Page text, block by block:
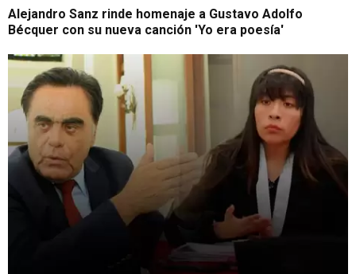
Alejandro Sanz rinde homenaje a Gustavo Adolfo
Bécquer con su nueva canción 'Yo era poesía'